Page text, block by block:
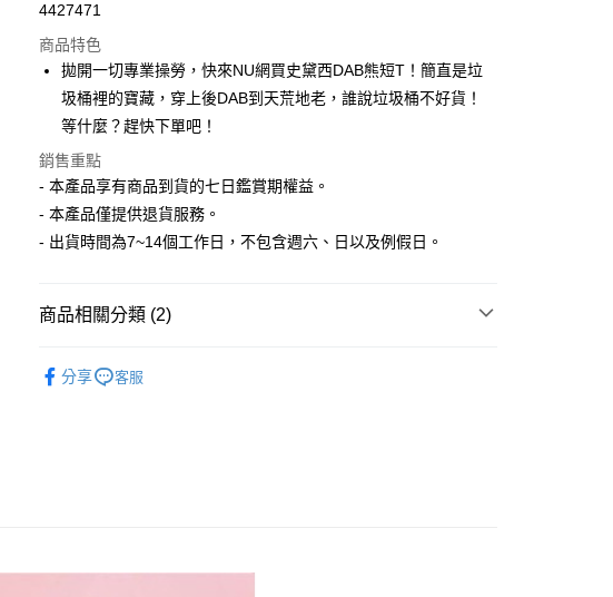
3 期 0 利率 每期 NT$93 21家銀行
合作金庫商業銀行
第一商業銀行
華南商業銀行
國泰世華商業銀行
臺灣中小企業銀行
台中商業銀行
匯豐（台灣）商業銀行
聯邦商業銀行
遠東國際商業銀行
台新國際商業銀行
台灣樂天信用卡公司
6 期 0 利率 每期 NT$46 21家銀行
合作金庫商業銀行
華南商業銀行
上海商業儲蓄銀行
國泰世華商業銀行
兆豐國際商業銀行
臺灣中小企業銀行
匯豐（台灣）商業銀行
華泰商業銀行
玉山商業銀行
12 期 0 利率 每期NT$23
合作金庫商業銀行
華南商業銀行
彰化商業銀行
上海商業儲蓄銀行
臺灣中小企業銀行
台中商業銀行
元大商業銀行
台新國際商業銀行
超商取貨付款
LINE Pay
Apple Pay
Google Pay
4427471
商品特色
拋開一切專業操勞，快來NU網買史黛西DAB熊短T！簡直是垃
圾桶裡的寶藏，穿上後DAB到天荒地老，誰說垃圾桶不好貨！
等什麼？趕快下單吧！
銷售重點
- 本產品享有商品到貨的七日鑑賞期權益。
- 本產品僅提供退貨服務。
- 出貨時間為7~14個工作日，不包含週六、日以及例假日。
商品相關分類 (2)
分享 客服